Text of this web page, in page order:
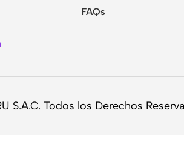
FAQs
Todos los Derechos